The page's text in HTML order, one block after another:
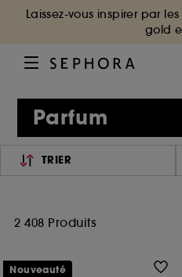
Laissez-vous inspirer par
gold
Parfum
TRIER
2 408 Produits
Nouveauté